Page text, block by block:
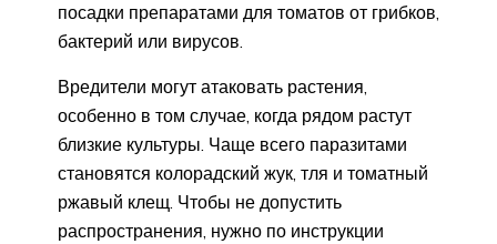
посадки препаратами для томатов от грибков,
бактерий или вирусов.
Вредители могут атаковать растения,
особенно в том случае, когда рядом растут
близкие культуры. Чаще всего паразитами
становятся колорадский жук, тля и томатный
ржавый клещ. Чтобы не допустить
распространения, нужно по инструкции